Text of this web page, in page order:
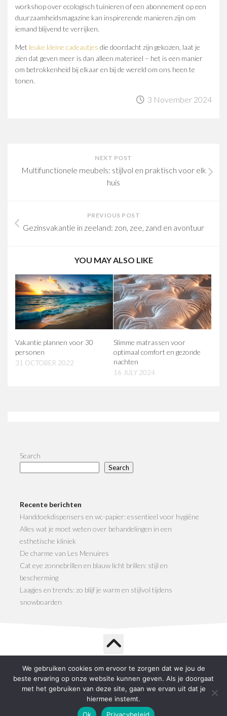
workshop over ecologisch tuinieren of een abonnement op een
duurzaamheidsmagazine kan inspirerende manieren zijn om
iemand blijvend te verrijken.
Met leuke kleine cadeautjes die doordacht zijn gekozen, laat je
zien dat geven meer is dan alleen materieel – het is een manier
om betrokkenheid bij elkaar en bij de wereld om ons heen te
tonen.
3 November 2024
NEXT POST
Multifunctionele meubels: stijlvol en praktisch voor elk
huis
PREVIOUS POST
Gezinsvakantie in zeeland: zon, zee, zand en avontuur
YOU MAY ALSO LIKE
Vakantie plannen voor 30
personen
31 OCTOBER 2022
Slimme matrassen voor
optimaal comfort en gezonde
nachten
16 JULY 2024
Search
Search
Recente berichten
Handdoekdispensers en wc-papier: essentieel voor hygiëne
Alles wat je moet weten over behandelingen in een
esthetische kliniek
De charme van Les Menuires
Cat eye zonnebrillen en blauw licht brillen: stijl en
bescherming
Laagjes en trends: zo blijf je warm en stijlvol tijdens
snowboarden
Life Shop © 2026. All Rights Reserved.
Powered byWordPress. Theme byAlx .
We gebruiken cookies om ervoor te zorgen dat we jou de
beste ervaring op onze website kunnen geven. Als je doorgaat
met het gebruiken van deze site, gaan we ervan uit dat je
hiermee instemt.
Ok
Privacybeleid